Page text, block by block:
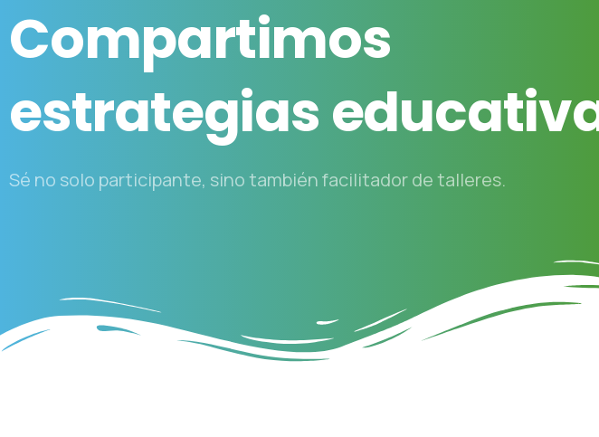
Compartimos
estrategias
Sé no solo participante, sino también facilitador de talleres.